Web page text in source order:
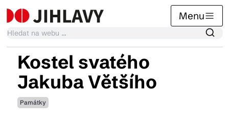
Menu
Kalendář akcí
Tradiční akce
Kostel svatého
Jakuba Většího
Památky